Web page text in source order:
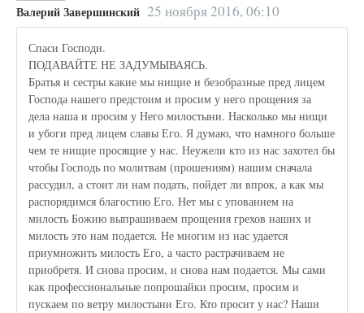
Валерий Завершинский 25 ноября 2016, 06:10
Спаси Господи.
ПОДАВАЙТЕ НЕ ЗАДУМЫВАЯСЬ.
Братья и сестры какие мы нищие и безобразные пред лицем
Господа нашего предстоим и просим у него прощения за
дела наша и просим у Него милостыни. Насколько мы нищи
и убоги пред лицем славы Его. Я думаю, что намного больше
чем те нищие просящие у нас. Неужели кто из нас захотел бы
чтобы Господь по молитвам (прошениям) нашим сначала
рассудил, а стоит ли нам подать, пойдет ли впрок, а как мы
распорядимся благостию Его. Нет мы с упованием на
милость Божию выпрашиваем прощения грехов наших и
милость это нам подается. Не многим из нас удается
приумножить милость Его, а часто растрачиваем не
приобретя. И снова просим, и снова нам подается. Мы сами
как профессиональные попрошайки просим, просим и
пускаем по ветру милостыни Его. Кто просит у нас? Наши